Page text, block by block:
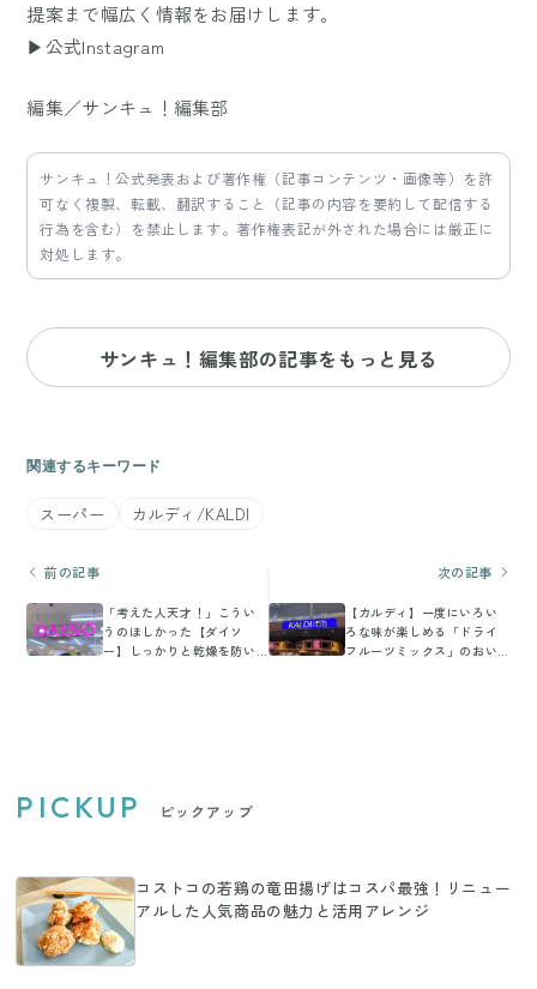
提案まで幅広く情報をお届けします。
▶公式Instagram
編集／サンキュ！編集部
サンキュ！公式発表および著作権（記事コンテンツ・画像等）を許
可なく複製、転載、翻訳すること（記事の内容を要約して配信する
行為を含む）を禁止します。著作権表記が外された場合には厳正に
対処します。
サンキュ！編集部の記事をもっと見る
関連するキーワード
スーパー カルディ/KALDI
前の記事
「考えた人天才！」こうい
うのほしかった【ダイソ
ー】しっかりと乾燥を防い
次の記事
【カルディ】一度にいろい
ろな味が楽しめる「ドライ
フルーツミックス」のおい
PICKUP ピックアップ
コストコの若鶏の竜田揚げはコスパ最強！リニュー
アルした人気商品の魅力と活用アレンジ